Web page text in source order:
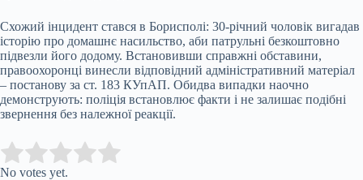
Схожий інцидент стався в Борисполі: 30-річний чоловік вигадав
історію про домашнє насильство, аби патрульні безкоштовно
підвезли його додому. Встановивши справжні обставини,
правоохоронці винесли відповідний адміністративний матеріал
– постанову за ст. 183 КУпАП. Обидва випадки наочно
демонструють: поліція встановлює факти і не залишає подібні
звернення без належної реакції.
Rate this item:
No votes yet.